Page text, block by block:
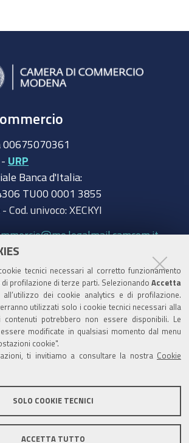
tecnici necessari al corretto funzionamento
di profilazione di terze parti. Selezionando Accetta
all’utilizzo dei cookie analytics e di profilazione.
utilizzati solo i cookie tecnici necessari alla
contenuti potrebbero non essere disponibili. Le
modificate in qualsiasi momento dal menu
cookie".
ti invitiamo a consultare la nostra Cookie
SOLO COOKIE TECNICI
ACCETTA TUTTO
00675070361
URP
Banca d'Italia:
TU00 0001 3855
univoco: XECKYI
trasparente
Amministratori